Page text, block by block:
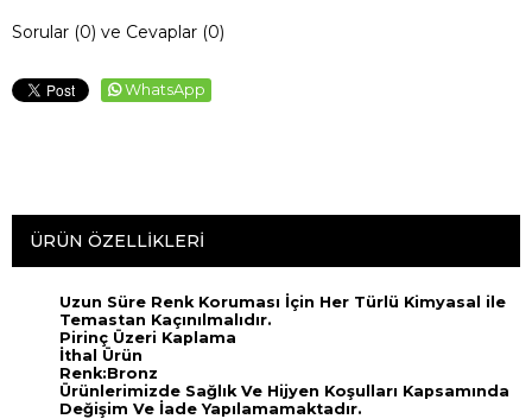
Sorular (0) ve Cevaplar (0)
WhatsApp
ÜRÜN ÖZELLIKLERI
Uzun Süre Renk Koruması İçin Her Türlü Kimyasal ile
Temastan Kaçınılmalıdır.
Pirinç Üzeri Kaplama
İthal Ürün
Renk:Bronz
Ürünlerimizde Sağlık Ve Hijyen Koşulları Kapsamında
Değişim Ve İade Yapılamamaktadır.